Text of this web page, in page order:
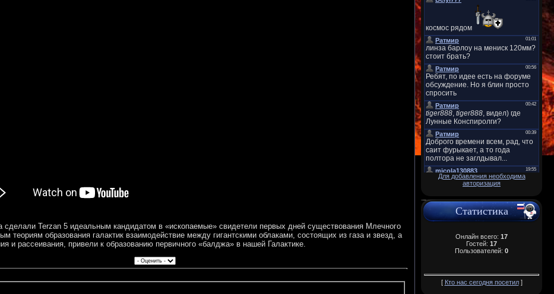
сделали Terzan 5 идеальным кандидатом в «ископаемые» свидетели первых дней существования Млечного
теориям образования галактик взаимодействие между гигантскими облаками, состоящих из газа и звезд, а
и рассеивания, привели к образованию первичного «балджа» в нашей Галактике.
Для добавления необходима
авторизация
Статистика
Онлайн всего: 17
Гостей: 17
Пользователей: 0
[ Кто нас сегодня посетил]